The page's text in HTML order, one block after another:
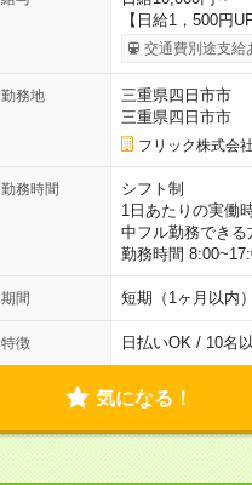
【日給1，500円
交通費別途支給
勤務地
三重県四日市市
三重県四日市市
フリック株式会社
勤務時間
シフト制
1日あたりの実働
中フル勤務でき
勤務時間
期間 短期（1ヶ月以内）
特徴 日払いOK / 10名
気になる！